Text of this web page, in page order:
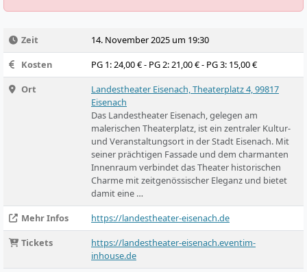
Zeit
14. November 2025 um 19:30
Kosten
PG 1: 24,00 € - PG 2: 21,00 € - PG 3: 15,00 €
Ort
Landestheater Eisenach, Theaterplatz 4, 99817
Eisenach
Das Landestheater Eisenach, gelegen am
malerischen Theaterplatz, ist ein zentraler Kultur-
und Veranstaltungsort in der Stadt Eisenach. Mit
seiner prächtigen Fassade und dem charmanten
Innenraum verbindet das Theater historischen
Charme mit zeitgenössischer Eleganz und bietet
damit eine …
Mehr Infos
https://landestheater-eisenach.de
Tickets
https://landestheater-eisenach.eventim-
inhouse.de